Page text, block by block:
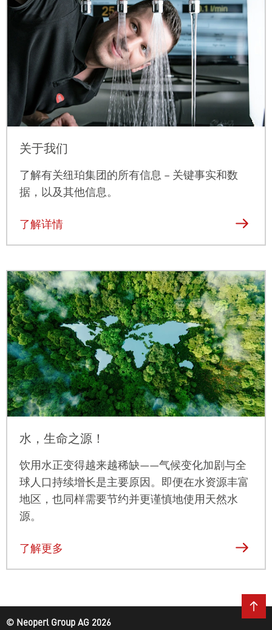
关于我们
了解有关纽珀集团的所有信息 – 关键事实和数
据，以及其他信息。
了解详情
水，生命之源！
饮用水正变得越来越稀缺——气候变化加剧与全
球人口持续增长是主要原因。即便在水资源丰富
地区，也同样需要节约并更谨慎地使用天然水
源。
了解更多
© Neoperl Group AG 2026